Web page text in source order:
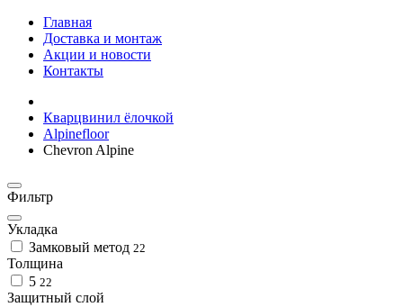
Главная
Доставка и монтаж
Акции и новости
Контакты
Кварцвинил ёлочкой
Alpinefloor
Chevron Alpine
Фильтр
Укладка
Замковый метод 22
Толщина
5 22
Защитный слой